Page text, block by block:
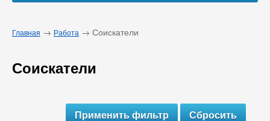
Главная → Работа → Соискатели
Соискатели